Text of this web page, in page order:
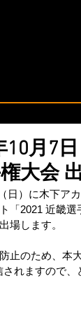
10月7
大会
日）に木下ア
「2021 近畿
場します。
止のため、本
れますので、